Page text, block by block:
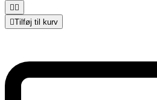
 
Tilføj til kurv